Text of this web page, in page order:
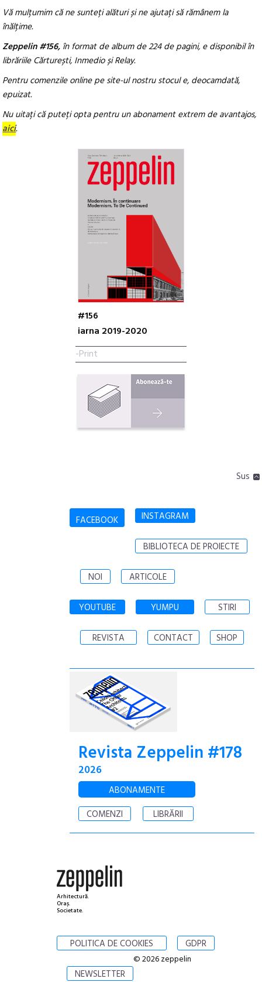
Vă mulțumim că ne sunteți alături și ne ajutați să rămânem la
înălțime.
Zeppelin #156, în format de album de 224 de pagini, e disponibil în
librăriile Cărturești, Inmedio și Relay.
Pentru comenzile online pe site-ul nostru stocul e, deocamdată,
epuizat.
Nu uitați că puteți opta pentru un abonament extrem de avantajos,
aici.
#156
iarna 2019-2020
-Print
Sus
FACEBOOK INSTAGRAM
BIBLIOTECA DE PROIECTE
NOI ARTICOLE
YOUTUBE YUMPU STIRI
REVISTA CONTACT SHOP
Revista Zeppelin #178
2026
ABONAMENTE
COMENZI
LIBRĂRII
Arhitectură.
Oraș.
Societate.
POLITICA DE COOKIES GDPR
NEWSLETTER
© 2026 zeppelin